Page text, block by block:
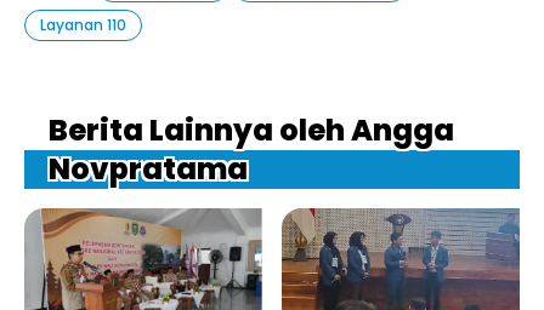
Layanan 110
Berita Lainnya oleh Angga
Novpratama